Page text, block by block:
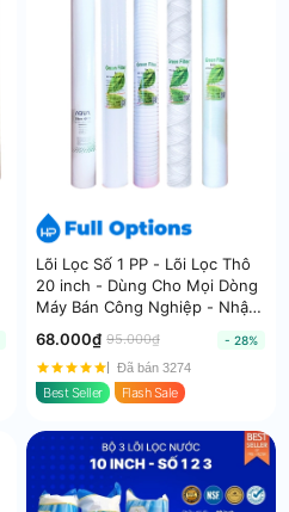
Lõi Lọc Số 1 PP - Lõi Lọc Thô
20 inch - Dùng Cho Mọi Dòng
Máy Bán Công Nghiệp - Nhập
khẩu Hàn Quốc
68.000₫ 95.000₫
- 28%
Đã bán 3274
Best Seller Flash Sale